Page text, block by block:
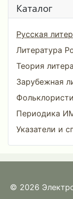
Каталог
Русская
Литература
Теория
Зарубежная
Периодика
Указатели и
© 2026